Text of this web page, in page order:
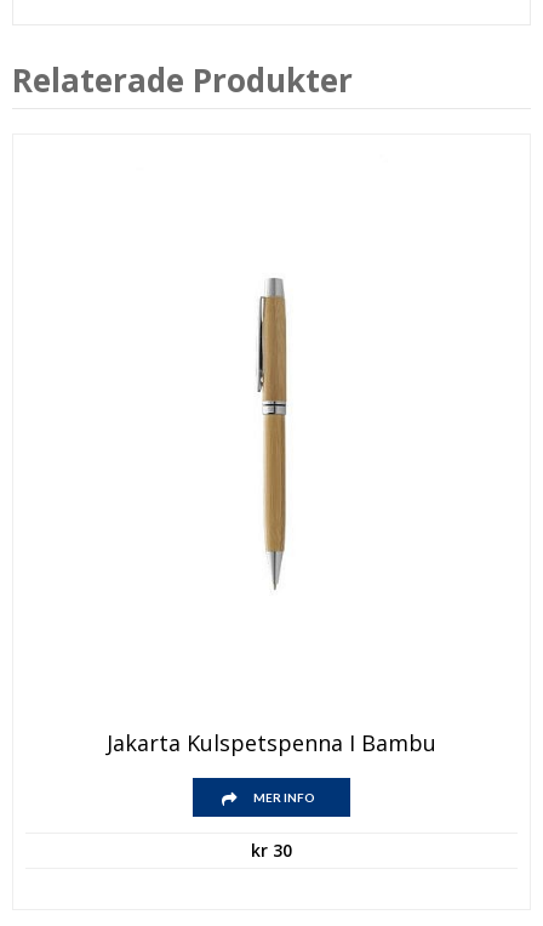
Relaterade Produkter
Jakarta Kulspetspenna I Bambu
MER INFO
kr 30